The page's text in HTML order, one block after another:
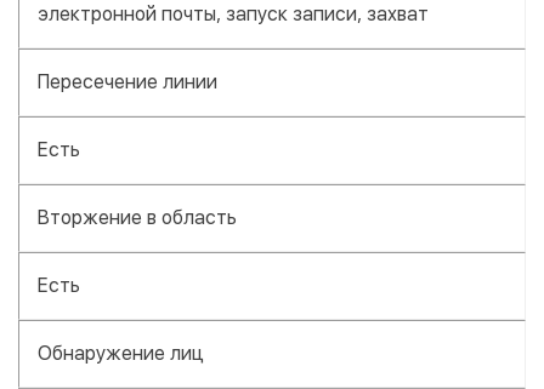
электронной почты, запуск записи, захват
Пересечение линии
Есть
Вторжение в область
Есть
Обнаружение лиц